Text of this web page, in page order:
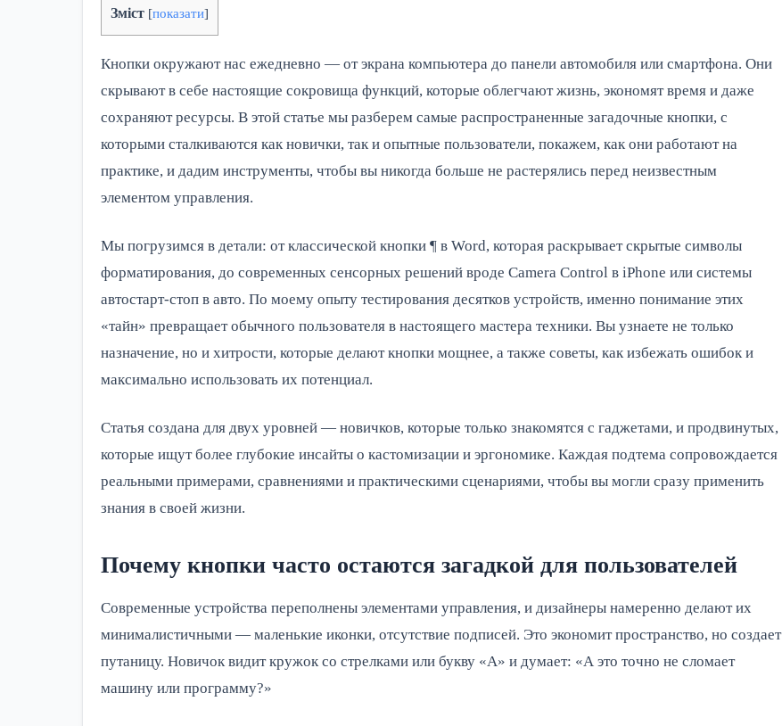
Зміст [показати]
Кнопки окружают нас ежедневно — от экрана компьютера до панели автомобиля или смартфона. Они
скрывают в себе настоящие сокровища функций, которые облегчают жизнь, экономят время и даже
сохраняют ресурсы. В этой статье мы разберем самые распространенные загадочные кнопки, с
которыми сталкиваются как новички, так и опытные пользователи, покажем, как они работают на
практике, и дадим инструменты, чтобы вы никогда больше не растерялись перед неизвестным
элементом управления.
Мы погрузимся в детали: от классической кнопки ¶ в Word, которая раскрывает скрытые символы
форматирования, до современных сенсорных решений вроде Camera Control в iPhone или системы
автостарт-стоп в авто. По моему опыту тестирования десятков устройств, именно понимание этих
«тайн» превращает обычного пользователя в настоящего мастера техники. Вы узнаете не только
назначение, но и хитрости, которые делают кнопки мощнее, а также советы, как избежать ошибок и
максимально использовать их потенциал.
Статья создана для двух уровней — новичков, которые только знакомятся с гаджетами, и продвинутых,
которые ищут более глубокие инсайты о кастомизации и эргономике. Каждая подтема сопровождается
реальными примерами, сравнениями и практическими сценариями, чтобы вы могли сразу применить
знания в своей жизни.
Почему кнопки часто остаются загадкой для пользователей
Современные устройства переполнены элементами управления, и дизайнеры намеренно делают их
минималистичными — маленькие иконки, отсутствие подписей. Это экономит пространство, но создает
путаницу. Новичок видит кружок со стрелками или букву «A» и думает: «А это точно не сломает
машину или программу?»